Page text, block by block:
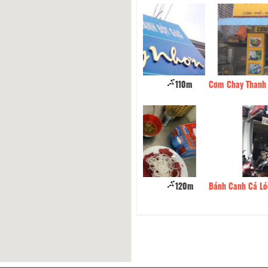
Cơm Chay Thanh Đạm
Bánh Canh Cá Lóc Chú La